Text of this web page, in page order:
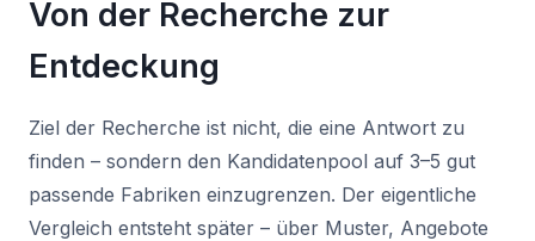
Von der Recherche zur
Entdeckung
Ziel der Recherche ist nicht, die eine Antwort zu
finden – sondern den Kandidatenpool auf 3–5 gut
passende Fabriken einzugrenzen. Der eigentliche
Vergleich entsteht später – über Muster, Angebote